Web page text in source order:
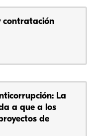
contratación
La
a que a los
de